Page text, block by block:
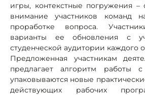
игры, контекстные погружения –
внимание участников команд
проработке вопроса.
варианты ее обновления с
студенческой аудитории каждого
Предложенная участникам
предлагает алгоритм работы
упаковываются новые
действующих рабочих